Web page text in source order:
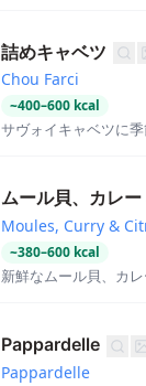
詰めキャベツ
Chou Farci
~400–600 kcal
サヴォイキャベツに
ムール貝、カレ
Moules, Curry &
~380–600 kcal
新鮮なムール貝、カ
Pappardelle
Pappardelle